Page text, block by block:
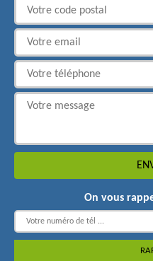
On vous